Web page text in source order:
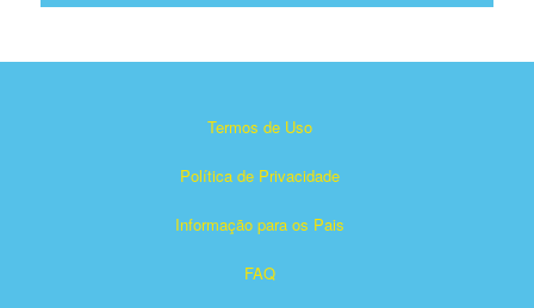
Termos de Uso
Política de Privacidade
Informação para os Pais
FAQ